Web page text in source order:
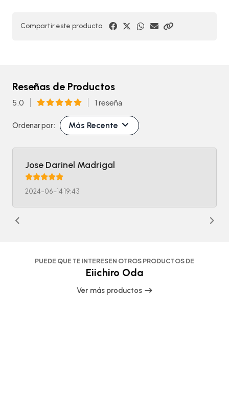
Compartir este producto
Reseñas de Productos
5.0 1 reseña
Ordenar por: Más Recente
Jose Darinel Madrigal
2024-06-14 19:43
PUEDE QUE TE INTERESEN OTROS PRODUCTOS DE
Eiichiro Oda
Ver más productos